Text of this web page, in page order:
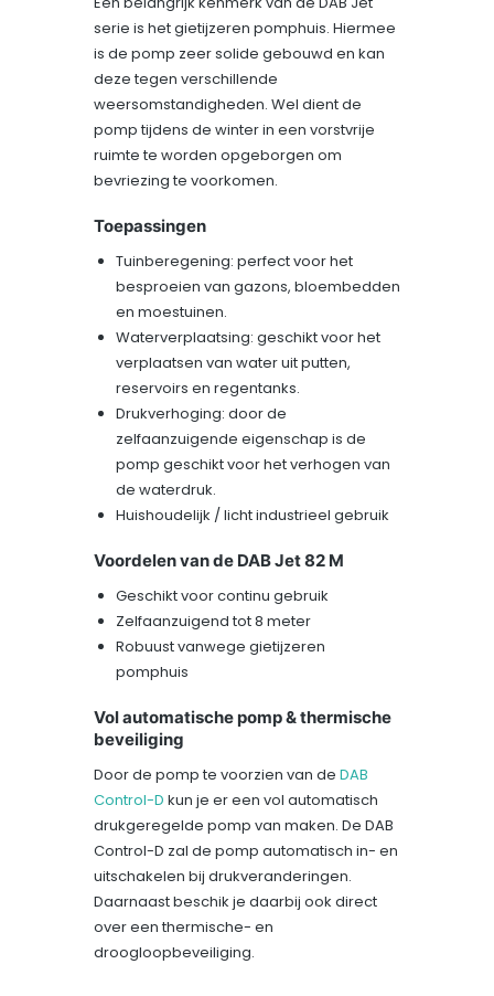
serie is het gietijzeren pomphuis. Hiermee
is de pomp zeer solide gebouwd en kan
deze tegen verschillende
weersomstandigheden. Wel dient de
pomp tijdens de winter in een vorstvrije
ruimte te worden opgeborgen om
bevriezing te voorkomen.
Toepassingen
Tuinberegening: perfect voor het
besproeien van gazons, bloembedden
en moestuinen.
Waterverplaatsing: geschikt voor het
verplaatsen van water uit putten,
reservoirs en regentanks.
Drukverhoging: door de
zelfaanzuigende eigenschap is de
pomp geschikt voor het verhogen van
de waterdruk.
Huishoudelijk / licht industrieel gebruik
Voordelen van de DAB Jet 82 M
Geschikt voor continu gebruik
Zelfaanzuigend tot 8 meter
Robuust vanwege gietijzeren
pomphuis
Vol automatische pomp & thermische
beveiliging
Door de pomp te voorzien van de DAB
Control-D kun je er een vol automatisch
drukgeregelde pomp van maken. De DAB
Control-D zal de pomp automatisch in- en
uitschakelen bij drukveranderingen.
Daarnaast beschik je daarbij ook direct
over een thermische- en
droogloopbeveiliging.